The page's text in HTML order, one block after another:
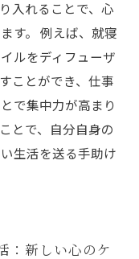
入れることで、心
す。 例えば、就寝
ルをディフューザ
ことができ、仕事
で集中力が高まり
とで、自分自身の
生活を送る手助け
：新しい心のケ